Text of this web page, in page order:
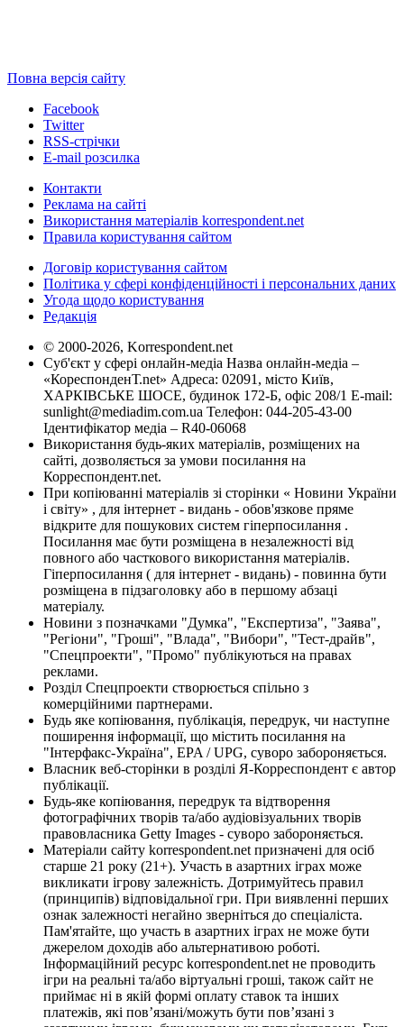
Повна версія сайту
Facebook
Twitter
RSS-стрічки
E-mail розсилка
Контакти
Реклама на сайті
Використання матеріалів korrespondent.net
Правила користування сайтом
Договір користування сайтом
Політика у сфері конфіденційності і персональних даних
Угода щодо користування
Редакція
© 2000-2026, Korrespondent.net
Суб'єкт у сфері онлайн-медіа Назва онлайн-медіа –
«КореспонденТ.net» Адреса: 02091, місто Київ,
ХАРКІВСЬКЕ ШОСЕ, будинок 172-Б, офіс 208/1 E-mail:
sunlight@mediadim.com.ua Телефон: 044-205-43-00
Ідентифікатор медіа – R40-06068
Використання будь-яких матеріалів, розміщених на
сайті, дозволяється за умови посилання на
Корреспондент.net.
При копіюванні матеріалів зі сторінки « Новини України
і світу» , для інтернет - видань - обов'язкове пряме
відкрите для пошукових систем гіперпосилання .
Посилання має бути розміщена в незалежності від
повного або часткового використання матеріалів.
Гіперпосилання ( для інтернет - видань) - повинна бути
розміщена в підзаголовку або в першому абзаці
матеріалу.
Новини з позначками "Думка", "Експертиза", "Заява",
"Регіони", "Гроші", "Влада", "Вибори", "Тест-драйв",
"Спецпроекти", "Промо" публікуються на правах
реклами.
Розділ Спецпроекти створюється спільно з
комерційними партнерами.
Будь яке копіювання, публікація, передрук, чи наступне
поширення інформації, що містить посилання на
"Інтерфакс-Україна", EPA / UPG, суворо забороняється.
Власник веб-сторінки в розділі Я-Корреспондент є автор
публікації.
Будь-яке копіювання, передрук та відтворення
фотографічних творів та/або аудіовізуальних творів
правовласника Getty Images - суворо забороняється.
Матеріали сайту korrespondent.net призначені для осіб
старше 21 року (21+). Участь в азартних іграх може
викликати ігрову залежність. Дотримуйтесь правил
(принципів) відповідальної гри. При виявленні перших
ознак залежності негайно зверніться до спеціаліста.
Пам'ятайте, що участь в азартних іграх не може бути
джерелом доходів або альтернативою роботі.
Інформаційний ресурс korrespondent.net не проводить
ігри на реальні та/або віртуальні гроші, також сайт не
приймає ні в якій формі оплату ставок та інших
платежів, які пов’язані/можуть бути пов’язані з